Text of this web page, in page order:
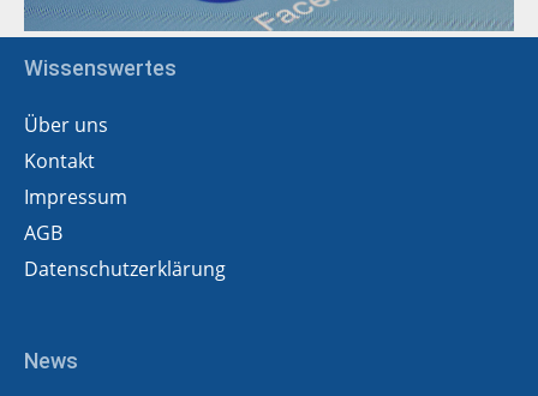
Wissenswertes
Über uns
Kontakt
Impressum
AGB
Datenschutzerklärung
News